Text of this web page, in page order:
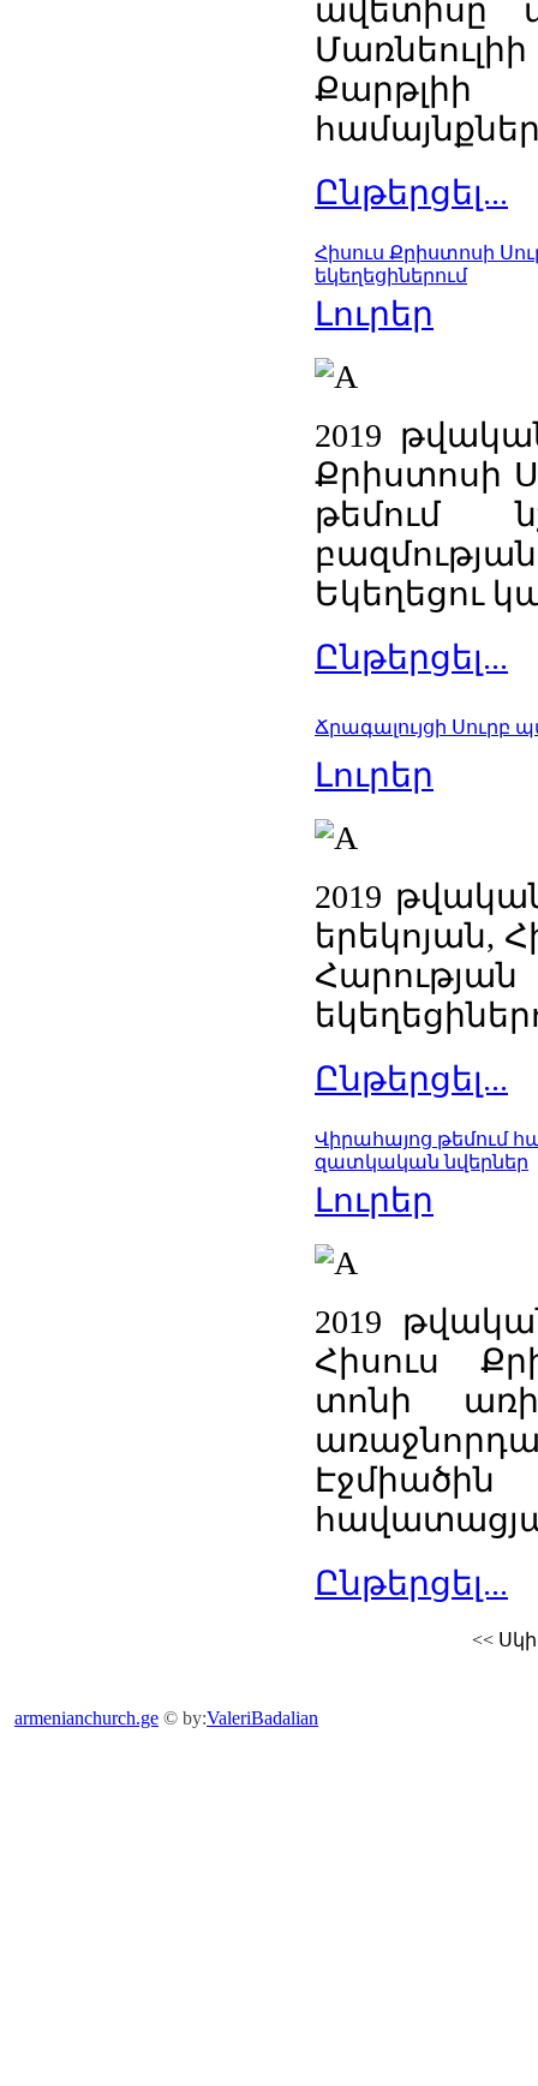
ավետիսը
Ընթերցել...
Հիսուս Քրիստոսի
եկեղեցիներում
Լուրեր
2019
Քրիստոսի
թեմում
Եկեղեցու
Ընթերցել...
Ճրագալույցի Սուրբ
Լուրեր
2019
երեկոյան,
Ընթերցել...
Վիրահայոց թեմում
զատկական նվերներ
Լուրեր
2019
Հիսուս
տոնի
Ընթերցել...
<<
armenianchurch.ge © by:ValeriBadalian